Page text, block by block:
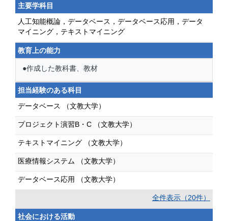
主要学科目
人工知能概論，データベース，データベース応用，データ
マイニング，テキストマイニング
教育上の能力
●作成した教科書、教材
担当経験のある科目
データベース （文教大学）
プロジェクト演習B・C （文教大学）
テキストマイニング （文教大学）
医療情報システム （文教大学）
データベース応用 （文教大学）
全件表示（20件）
社会における活動